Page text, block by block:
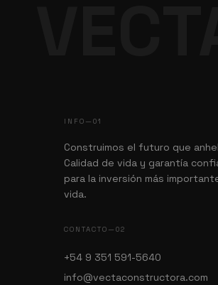
INFO—01
Construimos el futuro que
Calidad de vida y garantía
para la inversión más
vida.
CONTACTO—02
+54 9 351 591-5640
info@vectaconstructora.com